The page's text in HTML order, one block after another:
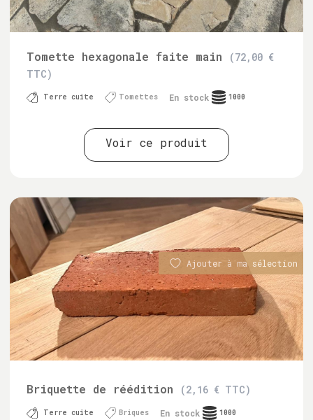
Tomette hexagonale faite main
(72,00 €
TTC)
Terre cuite Tomettes En stock 1000
Voir ce produit
Ajouter à ma sélection
Briquette de réédition (2,16 € TTC)
Terre cuite Briques En stock 1000